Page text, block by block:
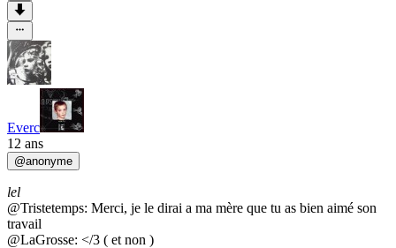
Everc
12 ans
@anonyme
lel
@Tristetemps: Merci, je le dirai a ma mère que tu as bien aimé son
travail
@LaGrosse: </3 ( et non )